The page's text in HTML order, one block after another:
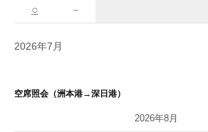
○ －
2026年7月
空席照会（洲本港→深日港）
2026年8月